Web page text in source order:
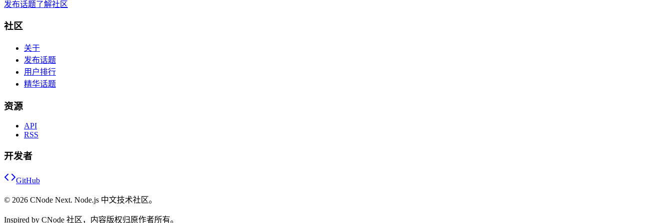
发布话题了解社区
社区
关于
发布话题
用户排行
精华话题
资源
API
RSS
开发者
GitHub
© 2026 CNode Next. Node.js 中文技术社区。
Inspired by CNode 社区，内容版权归原作者所有。